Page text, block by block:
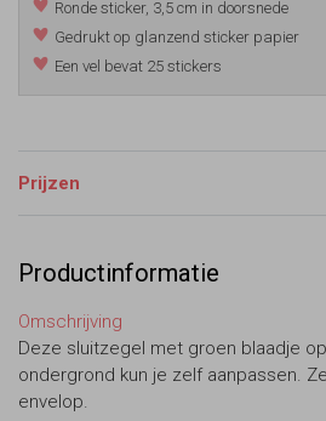
Ronde sticker, 3,5 cm in doorsnede
Gedrukt op glanzend sticker papier
Een vel bevat 25 stickers
Prijzen
Productinformatie
Omschrijving
Deze sluitzegel met groen blaadje
ondergrond kun je zelf aanpassen.
envelop.